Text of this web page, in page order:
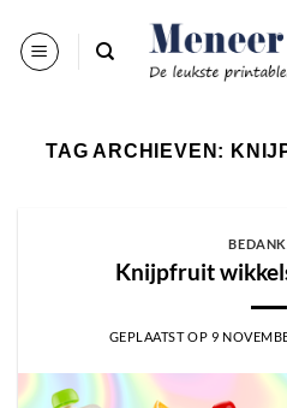
naar
inhoud
TAG ARCHIEVEN:
Knijpfruit
GEPLAATST OP 9